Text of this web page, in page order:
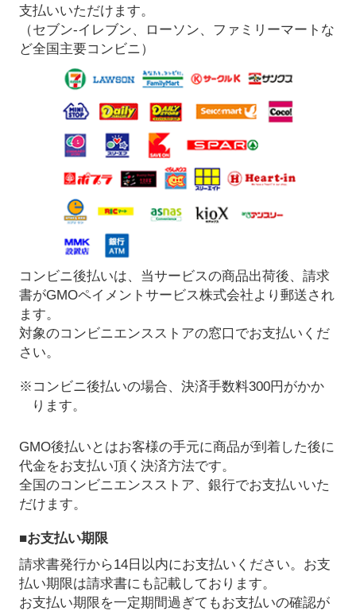
支払いいただけます。
（セブン-イレブン、ローソン、ファミリーマートな
ど全国主要コンビニ）
コンビニ後払いは、当サービスの商品出荷後、請求
書がGMOペイメントサービス株式会社より郵送され
ます。
対象のコンビニエンスストアの窓口でお支払いくだ
さい。
※コンビニ後払いの場合、決済手数料300円がかか
ります。
GMO後払いとはお客様の手元に商品が到着した後に
代金をお支払い頂く決済方法です。
全国のコンビニエンスストア、銀行でお支払いいた
だけます。
■お支払い期限
請求書発行から14日以内にお支払いください。お支
払い期限は請求書にも記載しております。
お支払い期限を一定期間過ぎてもお支払いの確認が